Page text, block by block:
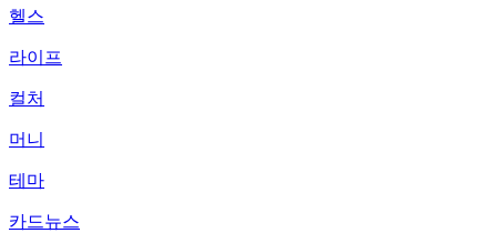
헬스
라이프
컬처
머니
테마
카드뉴스